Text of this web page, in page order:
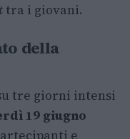
tra i giovani.
della
tre giorni intensi
19 giugno